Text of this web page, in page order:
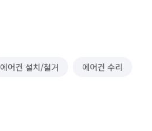
에어컨 설치/철거 에어컨 수리